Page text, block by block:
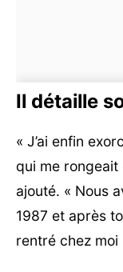
Il détaille
« J’ai enfin
qui me
ajouté. « Nous
1987 et après
rentré chez